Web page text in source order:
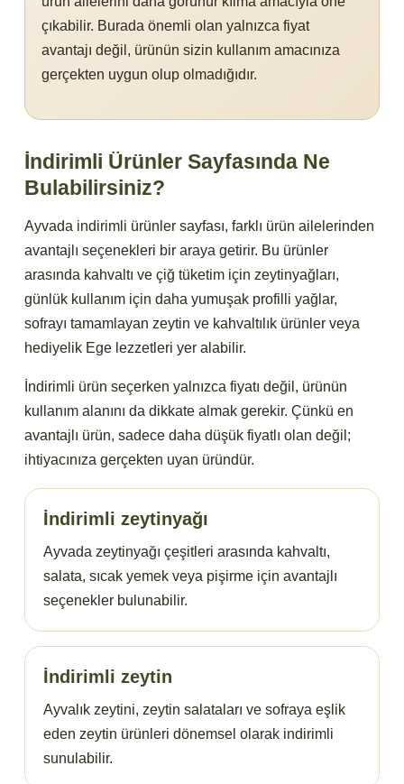
çıkabilir. Burada önemli olan yalnızca fiyat
avantajı değil, ürünün sizin kullanım amacınıza
gerçekten uygun olup olmadığıdır.
İndirimli Ürünler Sayfasında Ne
Bulabilirsiniz?
Ayvada indirimli ürünler sayfası, farklı ürün ailelerinden
avantajlı seçenekleri bir araya getirir. Bu ürünler
arasında kahvaltı ve çiğ tüketim için zeytinyağları,
günlük kullanım için daha yumuşak profilli yağlar,
sofrayı tamamlayan zeytin ve kahvaltılık ürünler veya
hediyelik Ege lezzetleri yer alabilir.
İndirimli ürün seçerken yalnızca fiyatı değil, ürünün
kullanım alanını da dikkate almak gerekir. Çünkü en
avantajlı ürün, sadece daha düşük fiyatlı olan değil;
ihtiyacınıza gerçekten uyan üründür.
İndirimli zeytinyağı
Ayvada zeytinyağı çeşitleri arasında kahvaltı,
salata, sıcak yemek veya pişirme için avantajlı
seçenekler bulunabilir.
İndirimli zeytin
Ayvalık zeytini, zeytin salataları ve sofraya eşlik
eden zeytin ürünleri dönemsel olarak indirimli
sunulabilir.